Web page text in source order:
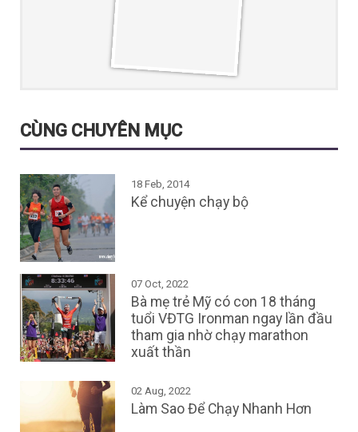
CÙNG CHUYÊN MỤC
18 Feb, 2014
Kể chuyện chạy bộ
07 Oct, 2022
Bà mẹ trẻ Mỹ có con 18 tháng
tuổi VĐTG Ironman ngay lần đầu
tham gia nhờ chạy marathon
xuất thần
02 Aug, 2022
Làm Sao Để Chạy Nhanh Hơn